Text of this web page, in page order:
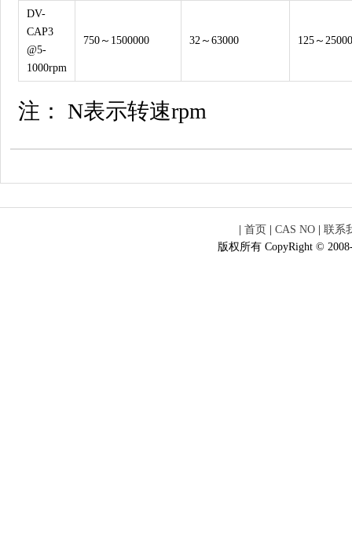
DV-
CAP3
@5-
1000rpm
750～1500000 32～63000 125～
注： N表示转速rpm
首页 CAS NO
联系
版权所有 CopyRight ©